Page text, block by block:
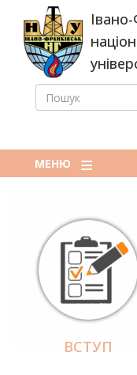
основного
вмісту
ПОШУК
МЕНЮ
ВСТУП